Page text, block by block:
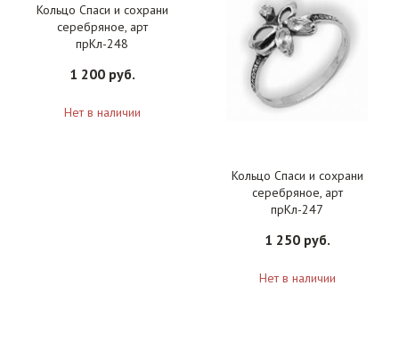
Кольцо Спаси и сохрани
серебряное, арт
прКл-248
1 200 руб.
Нет в наличии
Кольцо Спаси и сохрани
серебряное, арт
прКл-247
1 250 руб.
Нет в наличии